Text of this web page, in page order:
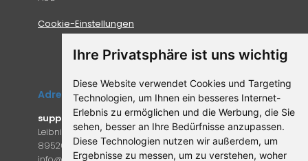
Ihre Privatsphäre ist uns wichtig
Diese Website verwendet Cookies und Targeting
Technologien, um Ihnen ein besseres Internet-
Erlebnis zu ermöglichen und die Werbung, die Sie
sehen, besser an Ihre Bedürfnisse anzupassen.
Diese Technologien nutzen wir außerdem, um
Ergebnisse zu messen, um zu verstehen, woher
Cookie-Einstellungen
Adresse
supplemento.de
Leibniz-Campus 9
89520 Heidenheim an der Brenz